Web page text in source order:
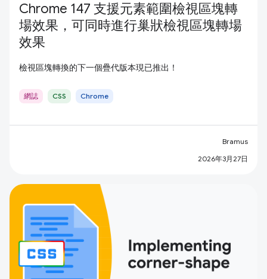
Chrome 147 支援元素範圍檢視區塊轉
場效果，可同時進行巢狀檢視區塊轉場
效果
檢視區塊轉換的下一個疊代版本現已推出！
網誌 CSS Chrome
Bramus
2026年3月27日